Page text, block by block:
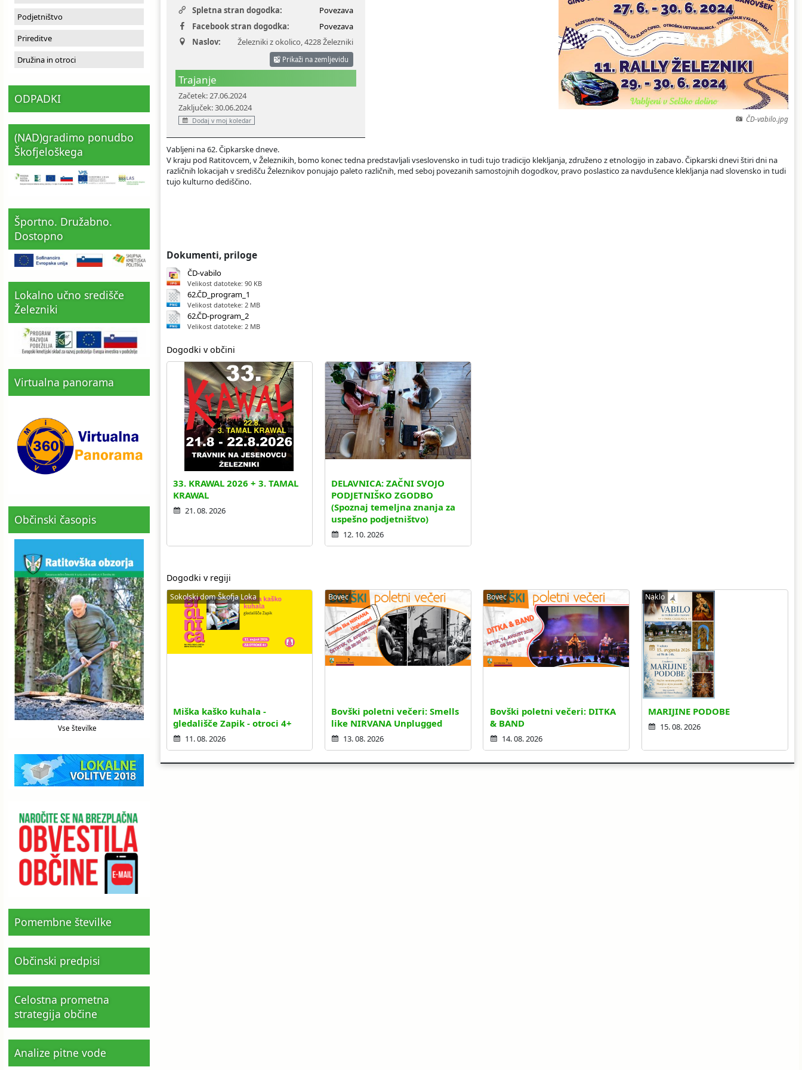
ČD-vabilo.jpg
Spletna stran dogodka:
Povezava
Facebook stran dogodka:
Povezava
Naslov:
Železniki z okolico,4228 Železniki
Prikaži na zemljevidu
Trajanje
Začetek: 27.06.2024
Zaključek: 30.06.2024
Dodaj v moj koledar
Vabljeni na 62. Čipkarske dneve.
V kraju pod Ratitovcem, v Železnikih, bomo konec tedna predstavljali vseslovensko in tudi tujo tradicijo klekljanja, združeno z etnologijo in zabavo. Čipkarski dnevi štiri dni na
različnih lokacijah v središču Železnikov ponujajo paleto različnih, med seboj povezanih samostojnih dogodkov, pravo poslastico za navdušence klekljanja nad slovensko in tudi
tujo kulturno dediščino.
Dokumenti, priloge
ČD-vabilo
Velikost datoteke: 90 KB
62.ČD_program_1
Velikost datoteke: 2 MB
62.ČD-program_2
Velikost datoteke: 2 MB
Dogodki v občini
33. KRAWAL 2026 + 3. TAMAL
KRAWAL
21. 08. 2026
DELAVNICA: ZAČNI SVOJO
PODJETNIŠKO ZGODBO
(Spoznaj temeljna znanja za
uspešno podjetništvo)
12. 10. 2026
Dogodki v regiji
Sokolski dom Škofja Loka
Miška kaško kuhala -
gledališče Zapik - otroci 4+
11. 08. 2026
Bovec
Bovški poletni večeri: Smells
like NIRVANA Unplugged
13. 08. 2026
Bovec
Bovški poletni večeri: DITKA
& BAND
14. 08. 2026
Naklo
MARIJINE PODOBE
15. 08. 2026
Podjetništvo
Prireditve
Družina in otroci
ODPADKI
(NAD)gradimo ponudbo
Škofjeloškega
Športno. Družabno.
Dostopno
Lokalno učno središče
Železniki
Virtualna panorama
Občinski časopis
Vse številke
Pomembne številke
Občinski predpisi
Celostna prometna
strategija občine
Analize pitne vode
Ceniki
Katalog informacij javnega značaja
Proračun občine
Uradni dokumenti in povezave